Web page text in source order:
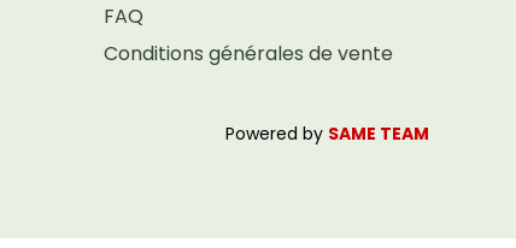
FAQ
Conditions générales de vente
Powered by SAME TEAM